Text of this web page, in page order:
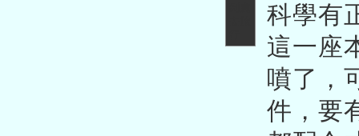
科學有
這一座
噴了，
件，要